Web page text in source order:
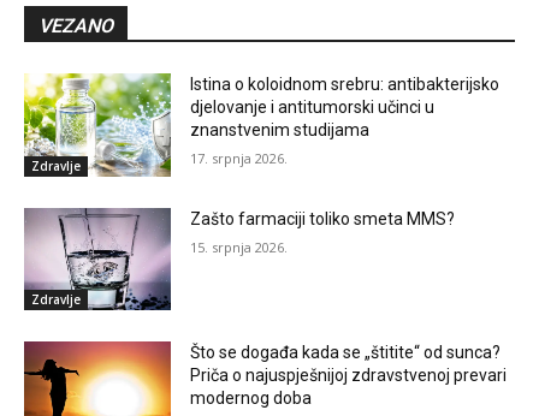
VEZANO
Zdravlje
Istina o koloidnom srebru: antibakterijsko
djelovanje i antitumorski učinci u
znanstvenim studijama
17. srpnja 2026.
Zdravlje
Zašto farmaciji toliko smeta MMS?
15. srpnja 2026.
Što se događa kada se „štitite“ od sunca?
Priča o najuspješnijoj zdravstvenoj prevari
modernog doba